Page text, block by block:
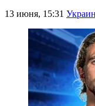
13 июня, 15:31